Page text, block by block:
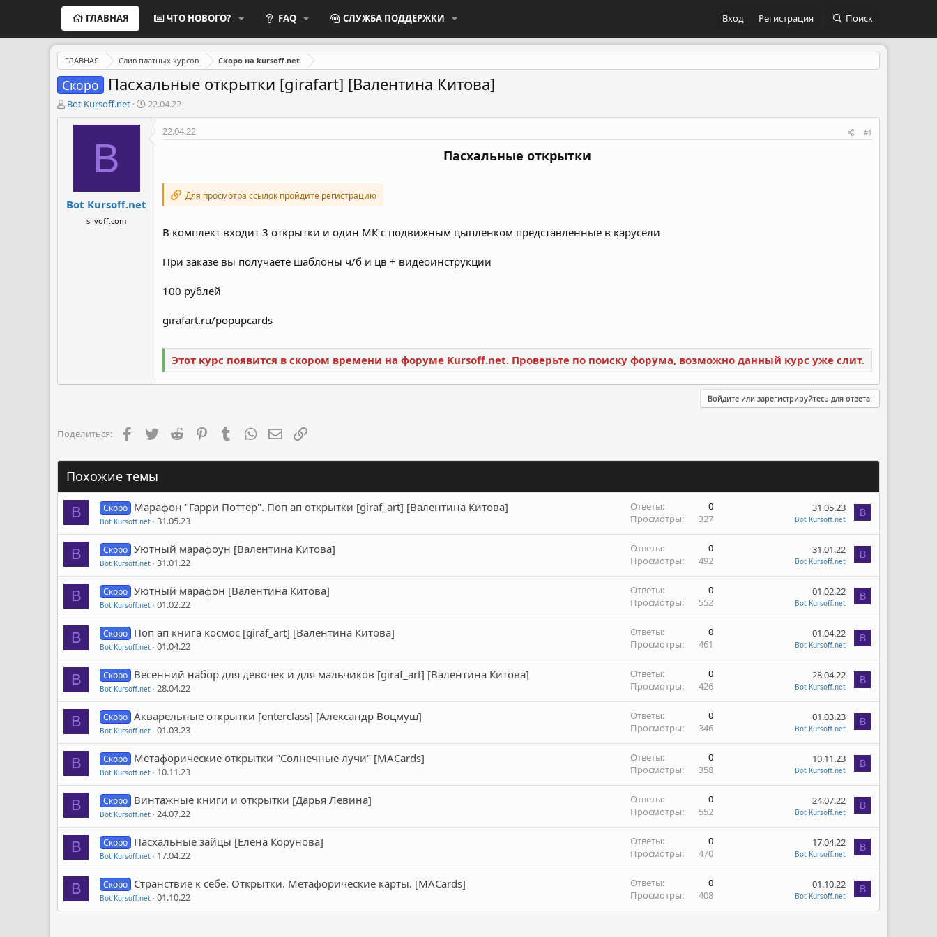
ГЛАВНАЯ ЧТО НОВОГО? FAQ СЛУЖБА ПОДДЕРЖКИ Вход Регистрация Поиск
ГЛАВНАЯ Слив платных курсов Скоро на kursoff.net
Скоро Пасхальные открытки [girafart] [Валентина Китова]
А
в
ы
Bot Kursoff.net
Д
а
а
22.04.22
B
Bot Kursoff.net
slivoff.com
22.04.22 #1
Пасхальные открытки
Для просмотра ссылок пройдите регистрацию
В комплект входит 3 открытки и один МК с подвижным цыпленком представленные в карусели
При заказе вы получаете шаблоны ч/б и цв + видеоинструкции
100 рублей
girafart.ru/popupcards
Этот курс появится в скором времени на форуме Kursoff.net. Проверьте по поиску форума, возможно данный курс уже слит.
Войдите или зарегистрируйтесь для ответа.
Поделиться: FacebookTwitter Reddit PinterestTumblr WhatsAppЭлектронная почта
Похожие темы
B Скоро Марафон "Гарри Поттер". Поп ап открытки [giraf_art] [Валентина Китова]
Bot Kursoff.net 31.05.23
Ответы
0
Просмотры
327
31.05.23
Bot Kursoff.net
B
B Скоро Уютный марафоyн [Валентина Китова]
Bot Kursoff.net 31.01.22
Ответы
0
Просмотры
492
31.01.22
Bot Kursoff.net
B
B Скоро Уютный марафон [Валентина Китова]
Bot Kursoff.net 01.02.22
Ответы
0
Просмотры
552
01.02.22
Bot Kursoff.net
B
B Скоро Поп ап книга космос [giraf_art] [Валентина Китова]
Bot Kursoff.net 01.04.22
Ответы
0
Просмотры
461
01.04.22
Bot Kursoff.net
B
B Скоро Весенний набор для девочек и для мальчиков [giraf_art] [Валентина Китова]
Bot Kursoff.net 28.04.22
Ответы
0
Просмотры
426
28.04.22
Bot Kursoff.net
B
B Скоро Акварельные открытки [enterclass] [Александр Воцмуш]
Bot Kursoff.net 01.03.23
Ответы
0
Просмотры
346
01.03.23
Bot Kursoff.net
B
B Скоро Метафорические открытки "Солнечные лучи" [MACards]
Bot Kursoff.net 10.11.23
Ответы
0
Просмотры
358
10.11.23
Bot Kursoff.net
B
B Скоро Винтажные книги и открытки [Дарья Левина]
Bot Kursoff.net 24.07.22
Ответы
0
Просмотры
552
24.07.22
Bot Kursoff.net
B
B Скоро Пасхальные зайцы [Елена Корунова]
Bot Kursoff.net 17.04.22
Ответы
0
Просмотры
470
17.04.22
Bot Kursoff.net
B
B Скоро Странствие к себе. Открытки. Метафорические карты. [MACards]
Bot Kursoff.net 01.10.22
Ответы
0
Просмотры
408
01.10.22
Bot Kursoff.net
B